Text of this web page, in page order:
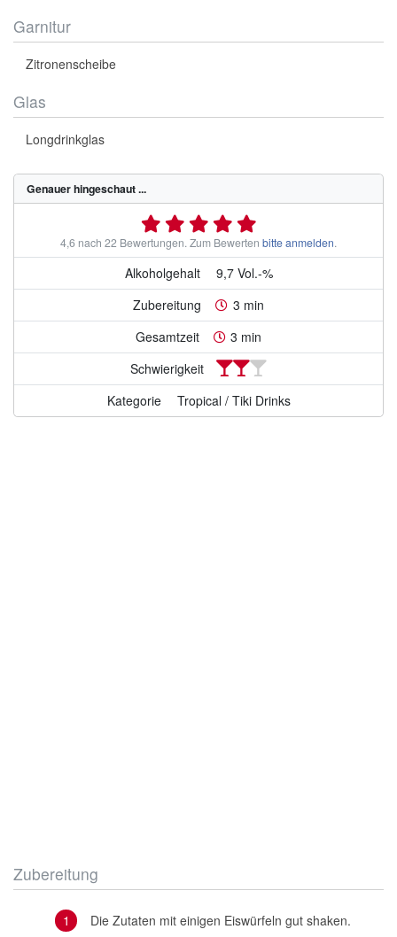
Garnitur
Zitronenscheibe
Glas
Longdrinkglas
Genauer hingeschaut ...
4,6 nach 22 Bewertungen. Zum Bewerten bitte anmelden.
Alkoholgehalt
9,7 Vol.-%
Zubereitung
3 min
Gesamtzeit
3 min
Schwierigkeit
Kategorie
Tropical / Tiki Drinks
Zubereitung
Die Zutaten mit einigen Eiswürfeln gut shaken.